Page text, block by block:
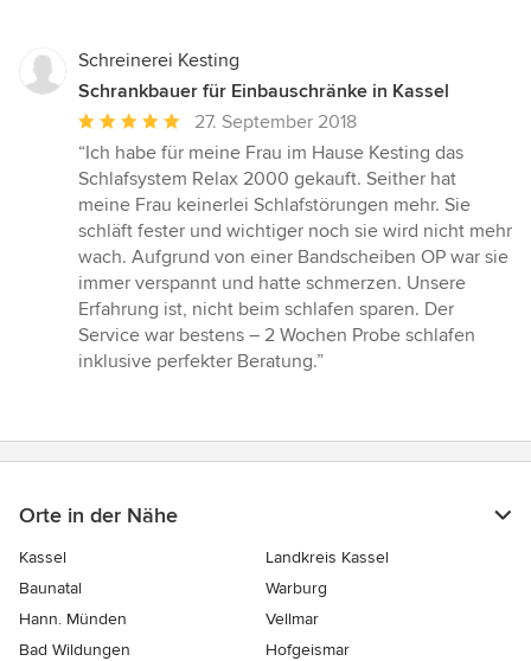
Schreinerei Kesting
Schrankbauer für Einbauschränke in Kassel
Durchschnittliche
Bewertung:
5
von
5
Sternen
27. September 2018
“Ich habe für meine Frau im Hause Kesting das
Schlafsystem Relax 2000 gekauft. Seither hat
meine Frau keinerlei Schlafstörungen mehr. Sie
schläft fester und wichtiger noch sie wird nicht mehr
wach. Aufgrund von einer Bandscheiben OP war sie
immer verspannt und hatte schmerzen. Unsere
Erfahrung ist, nicht beim schlafen sparen. Der
Service war bestens – 2 Wochen Probe schlafen
inklusive perfekter Beratung.”
Orte in der Nähe
Kassel
Landkreis Kassel
Baunatal
Warburg
Hann. Münden
Vellmar
Bad Wildungen
Hofgeismar